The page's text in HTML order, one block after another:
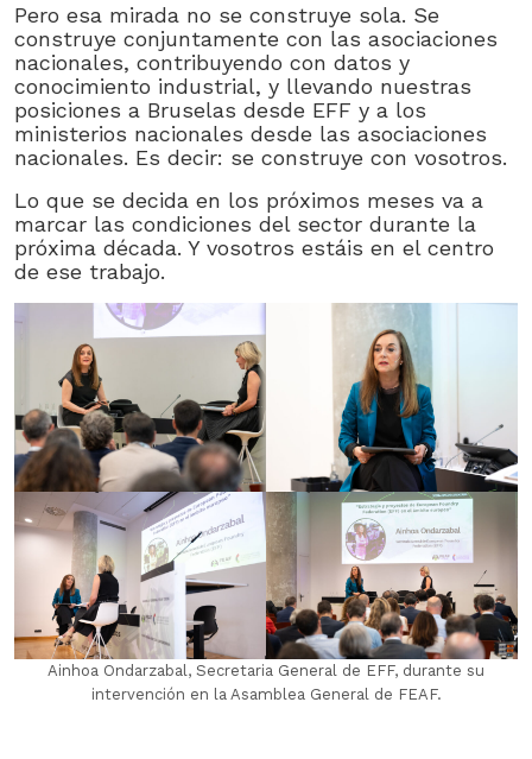
Pero esa mirada no se construye sola. Se
construye conjuntamente con las asociaciones
nacionales, contribuyendo con datos y
conocimiento industrial, y llevando nuestras
posiciones a Bruselas desde EFF y a los
ministerios nacionales desde las asociaciones
nacionales. Es decir: se construye con vosotros.
Lo que se decida en los próximos meses va a
marcar las condiciones del sector durante la
próxima década. Y vosotros estáis en el centro
de ese trabajo.
Ainhoa Ondarzabal, Secretaria General de EFF, durante su
intervención en la Asamblea General de FEAF.